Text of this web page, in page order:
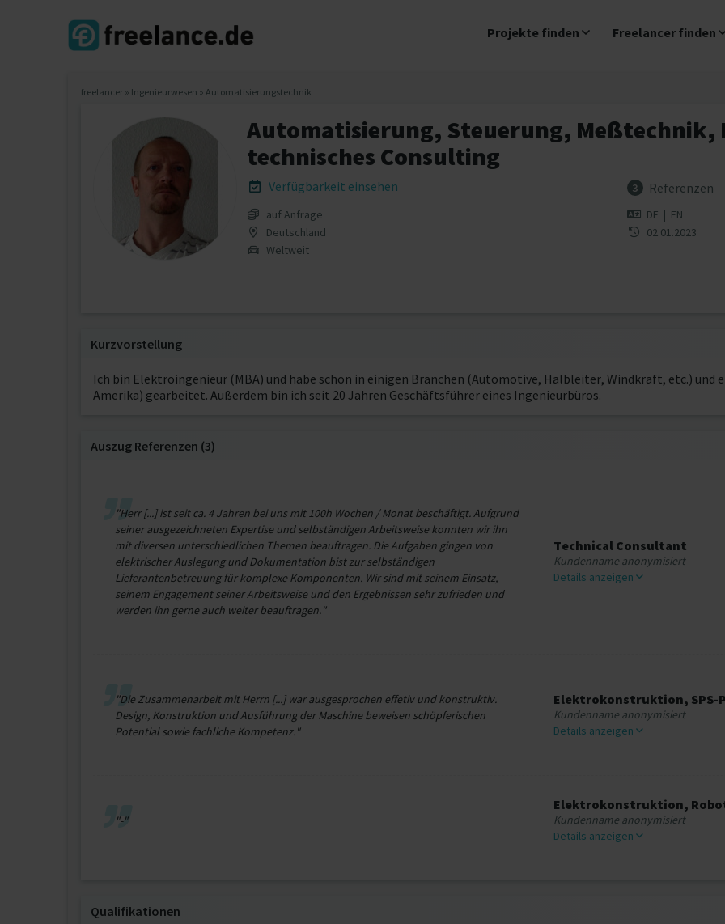
Projekte finden Freelancer finden
freelancer » Ingenieurwesen » Automatisierungstechnik
Automatisierung, Steuerung, Meßtechnik,
technisches Consulting
Verfügbarkeit einsehen 3 Referenzen
auf Anfrage
Deutschland
Weltweit
DE | EN
02.01.2023
Kurzvorstellung
Ich bin Elektroingenieur (MBA) und habe schon in einigen Branchen (Automotive, Halbleiter, Windkraft, etc.) und
Amerika) gearbeitet. Außerdem bin ich seit 20 Jahren Geschäftsführer eines Ingenieurbüros.
Auszug Referenzen (3)
"Herr [...] ist seit ca. 4 Jahren bei uns mit 100h Wochen / Monat beschäftigt. Aufgrund
seiner ausgezeichneten Expertise und selbständigen Arbeitsweise konnten wir ihn
mit diversen unterschiedlichen Themen beauftragen. Die Aufgaben gingen von
elektrischer Auslegung und Dokumentation bist zur selbständigen
Lieferantenbetreuung für komplexe Komponenten. Wir sind mit seinem Einsatz,
seinem Engagement seiner Arbeitsweise und den Ergebnissen sehr zufrieden und
werden ihn gerne auch weiter beauftragen."
Technical Consultant
Kundenname anonymisiert
Details anzeigen
"Die Zusammenarbeit mit Herrn [...] war ausgesprochen effetiv und konstruktiv.
Design, Konstruktion und Ausführung der Maschine beweisen schöpferischen
Potential sowie fachliche Kompetenz."
Elektrokonstruktion, SPS-
Kundenname anonymisiert
Details anzeigen
"-"
Elektrokonstruktion,
Kundenname anonymisiert
Details anzeigen
Qualifikationen